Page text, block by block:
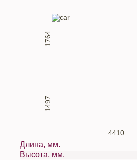
4410
1497
1764
Длина, мм.
Высота, мм.